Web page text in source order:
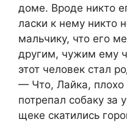
доме. Вроде никто
ласки к нему никто
мальчику, что его
другим, чужим ему
этот человек стал
— Что, Лайка, плохо
потрепал собаку за
щеке скатились